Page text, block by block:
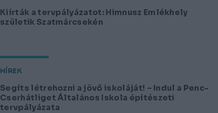
Kiírták a tervpályázatot: Himnusz Emlékhely
születik Szatmárcsekén
HÍREK
Segíts létrehozni a jövő iskoláját! – Indul a Penc-
Cserhátliget Általános Iskola építészeti
tervpályázata